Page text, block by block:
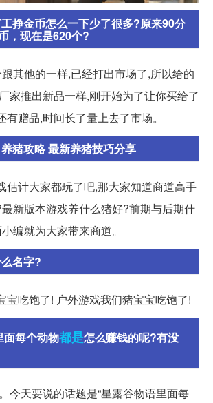
挣金币怎么一下少了很多?原来90分
，现在是620个?
其他的一样,已经打出市场了,所以给的
家推出新品一样,刚开始为了让你买给了
赠品,时间长了量上去了市场。
养猪攻略 最新养猪技巧分享
估计大家都玩了吧,那大家知道商道高手
新版本游戏养什么猪好?前期与后期什
编就为大家带来商道。
名字?
宝吃饱了! 户外游戏我们猪宝宝吃饱了!
面每个动物都是怎么赚钱的呢?有没
今天要说的话题是“星露谷物语里面每